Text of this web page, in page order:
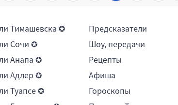
Тимашевска ✪
Сочи ✪
Анапа ✪
Адлер ✪
Туапсе ✪
Предсказатели
Шоу, передачи
Рецепты
Афиша
Гороскопы